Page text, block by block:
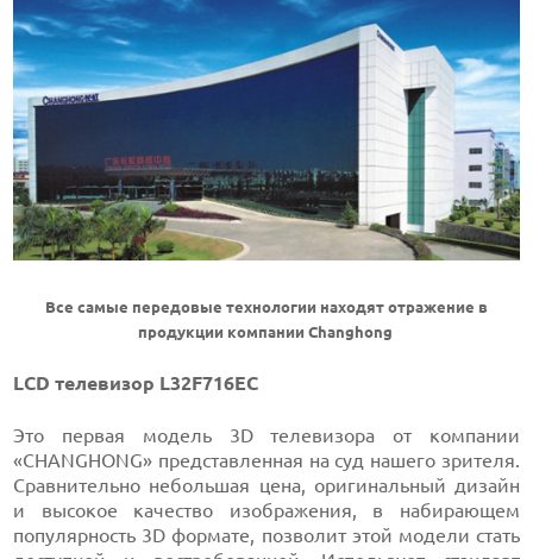
Все самые передовые технологии находят отражение в
продукции компании Changhong
LCD телевизор L32F716EC
Это первая модель 3D телевизора от компании
«CHANGHONG» представленная на суд нашего зрителя.
Сравнительно небольшая цена, оригинальный дизайн
и высокое качество изображения, в набирающем
популярность 3D формате, позволит этой модели стать